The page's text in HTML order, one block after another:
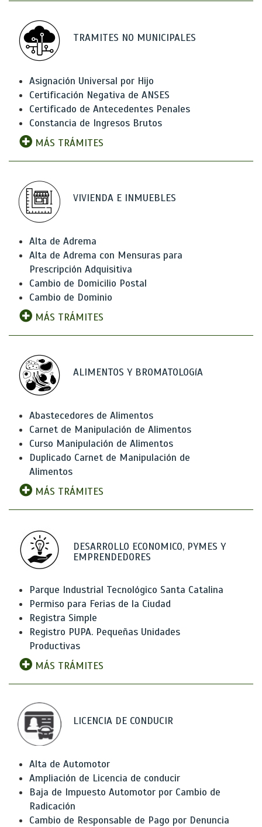
TRAMITES NO MUNICIPALES
Asignación Universal por Hijo
Certificación Negativa de ANSES
Certificado de Antecedentes Penales
Constancia de Ingresos Brutos
MÁS TRÁMITES
VIVIENDA E INMUEBLES
Alta de Adrema
Alta de Adrema con Mensuras para
Prescripción Adquisitiva
Cambio de Domicilio Postal
Cambio de Dominio
MÁS TRÁMITES
ALIMENTOS Y BROMATOLOGíA
Abastecedores de Alimentos
Carnet de Manipulación de Alimentos
Curso Manipulación de Alimentos
Duplicado Carnet de Manipulación de
Alimentos
MÁS TRÁMITES
DESARROLLO ECONOMICO, PYMES Y
EMPRENDEDORES
Parque Industrial Tecnológico Santa Catalina
Permiso para Ferias de la Ciudad
Registra Simple
Registro PUPA. Pequeñas Unidades
Productivas
MÁS TRÁMITES
LICENCIA DE CONDUCIR
Alta de Automotor
Ampliación de Licencia de conducir
Baja de Impuesto Automotor por Cambio de
Radicación
Cambio de Responsable de Pago por Denuncia